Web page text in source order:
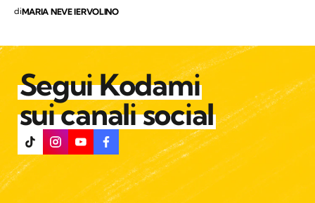
diMARIA NEVE IERVOLINO
Segui Kodami
sui canali social